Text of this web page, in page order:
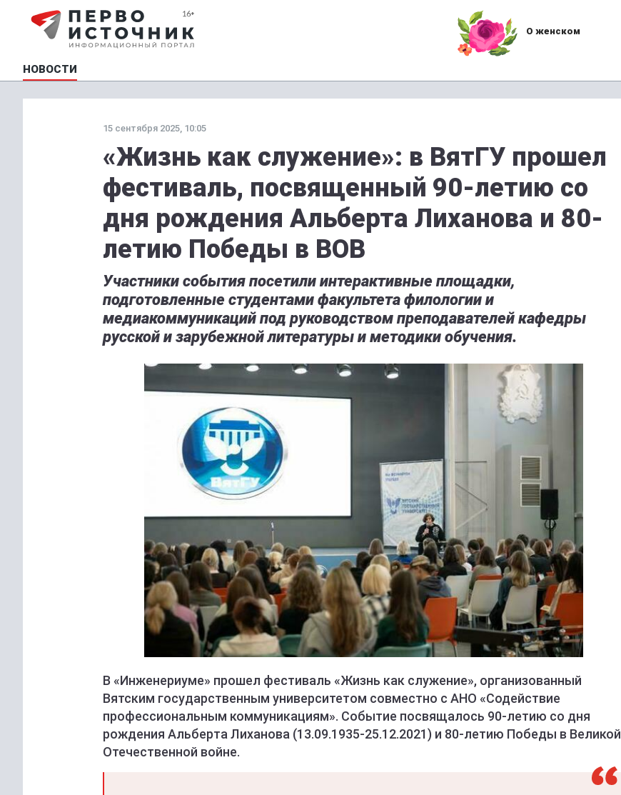
О женском
НОВОСТИ
15 сентября 2025, 10:05
«Жизнь как служение»: в ВятГУ прошел
фестиваль, посвященный 90-летию со
дня рождения Альберта Лиханова и 80-
летию Победы в ВОВ
Участники события посетили интерактивные площадки,
подготовленные студентами факультета филологии и
медиакоммуникаций под руководством преподавателей кафедры
русской и зарубежной литературы и методики обучения.
В «Инженериуме» прошел фестиваль «Жизнь как служение», организованный
Вятским государственным университетом совместно с АНО «Содействие
профессиональным коммуникациям». Событие посвящалось 90-летию со дня
рождения Альберта Лиханова (13.09.1935-25.12.2021) и 80-летию Победы в Великой
Отечественной войне.